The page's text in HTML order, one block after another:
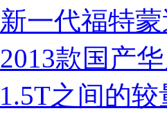
新一代福特
2013款国产
1.5T之间的